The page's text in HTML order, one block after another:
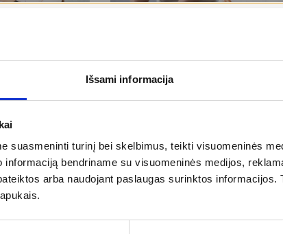
Išsami informacija
suasmeninti turinį bei skelbimus, teikti visuomeninės
informaciją bendriname su visuomeninės medijos,
arba naudojant paslaugas surinktos informacijos.
infekcija
tarpsnis, kurį galima suvaldyti